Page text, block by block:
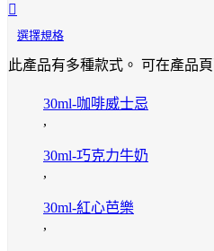
選擇規格
此產品有多種款式。 可在產品
30ml-咖啡威士忌
,
30ml-巧克力牛奶
,
30ml-紅心芭樂
,